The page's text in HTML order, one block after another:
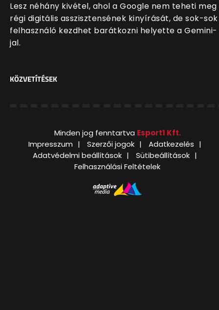
Lesz néhány kivétel, ahol a Google nem teheti meg
régi digitális asszisztensének kinyírását, de sok-sok
felhasználó kezdhet barátkozni helyette a Gemini-
jal.
KÖZVETÍTÉSEK
Minden jog fenntartva Esport1 Kft.
Impresszum
Szerzői jogok
Adatkezelés
Adatvédelmi beállítások
Sütibeállítások
Felhasználási Feltételek